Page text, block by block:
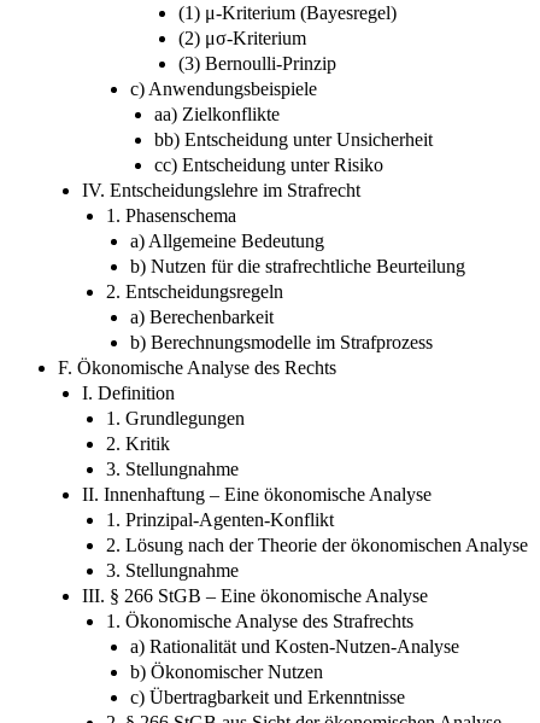
(1) μ-Kriterium (Bayesregel)
(2) μσ-Kriterium
(3) Bernoulli-Prinzip
c) Anwendungsbeispiele
aa) Zielkonflikte
bb) Entscheidung unter Unsicherheit
cc) Entscheidung unter Risiko
IV. Entscheidungslehre im Strafrecht
1. Phasenschema
a) Allgemeine Bedeutung
b) Nutzen für die strafrechtliche Beurteilung
2. Entscheidungsregeln
a) Berechenbarkeit
b) Berechnungsmodelle im Strafprozess
F. Ökonomische Analyse des Rechts
I. Definition
1. Grundlegungen
2. Kritik
3. Stellungnahme
II. Innenhaftung – Eine ökonomische Analyse
1. Prinzipal-Agenten-Konflikt
2. Lösung nach der Theorie der ökonomischen Analyse
3. Stellungnahme
III. § 266 StGB – Eine ökonomische Analyse
1. Ökonomische Analyse des Strafrechts
a) Rationalität und Kosten-Nutzen-Analyse
b) Ökonomischer Nutzen
c) Übertragbarkeit und Erkenntnisse